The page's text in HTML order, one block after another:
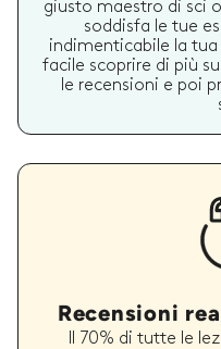
giusto maestro di sci
soddisfa le tue
indimenticabile la tua
facile scoprire di più
le recensioni e poi
Recensioni
Il 70% di tutte le